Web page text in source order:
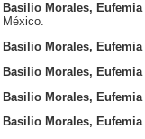
Basilio Morales, Eufemia
México.
Basilio Morales, Eufemia
Basilio Morales, Eufemia
Basilio Morales, Eufemia
Basilio Morales, Eufemia